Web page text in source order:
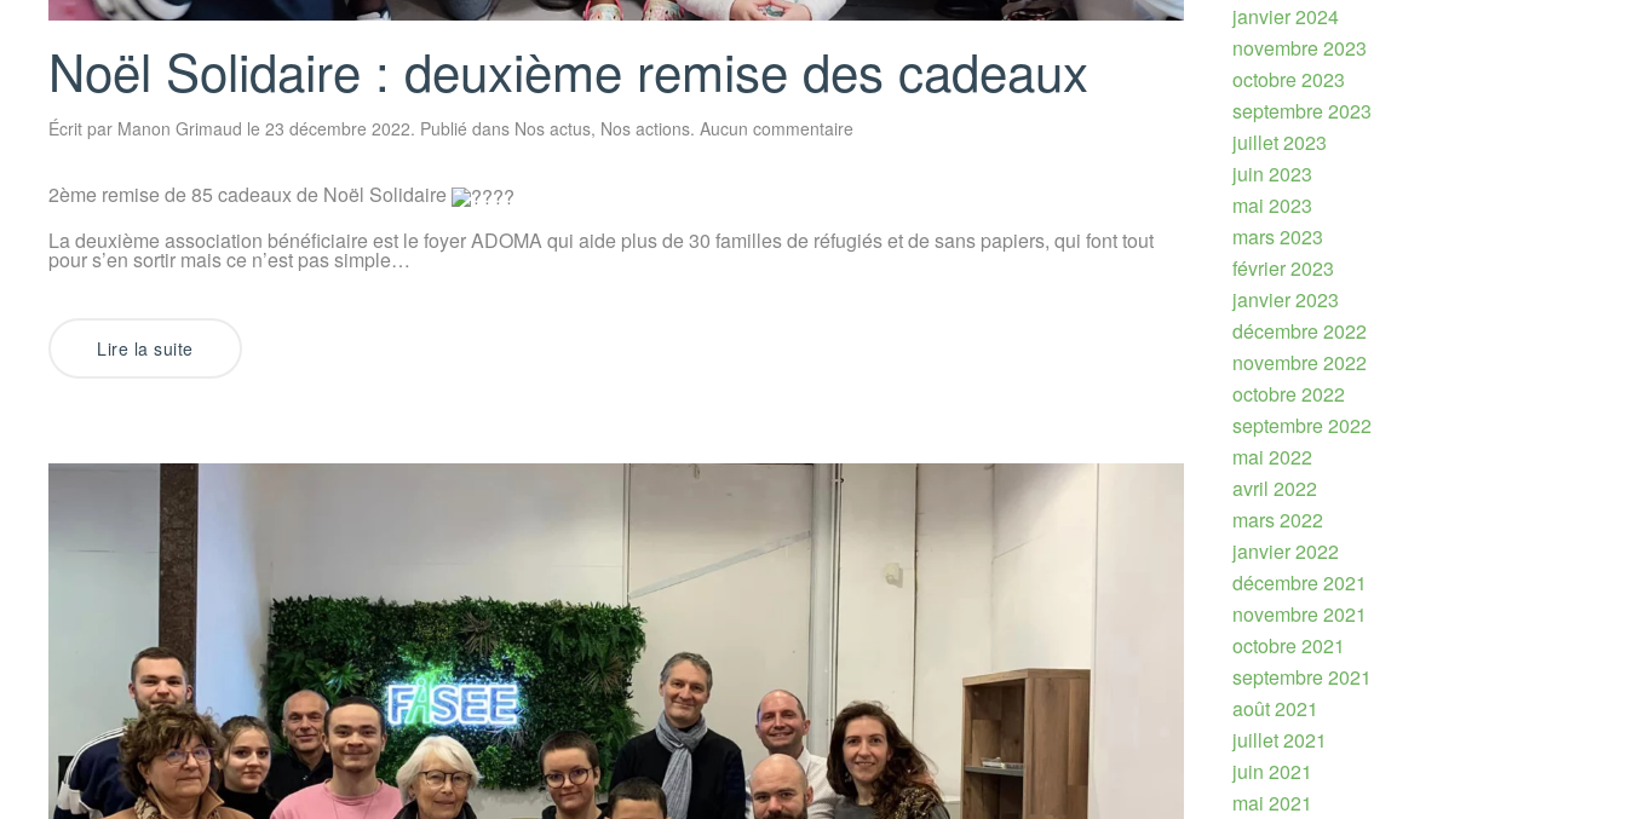
Noël Solidaire : deuxième remise des cadeaux
Écrit par Manon Grimaud le 23 décembre 2022. Publié dans Nos actus, Nos actions. Aucun commentaire
des
cadeaux
2ème remise de 85 cadeaux de Noël Solidaire
La deuxième association bénéficiaire est le foyer ADOMA qui aide plus de 30 familles de réfugiés et de sans papiers, qui font tout
pour s’en sortir mais ce n’est pas simple…
Lire la suite
janvier 2024
novembre 2023
octobre 2023
septembre 2023
juillet 2023
juin 2023
mai 2023
mars 2023
février 2023
janvier 2023
décembre 2022
novembre 2022
octobre 2022
septembre 2022
mai 2022
avril 2022
mars 2022
janvier 2022
décembre 2021
novembre 2021
octobre 2021
septembre 2021
août 2021
juillet 2021
juin 2021
mai 2021